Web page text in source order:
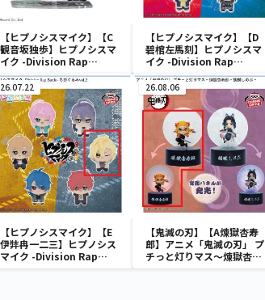
【ヒプノシスマイク】【C
観音坂独歩】ヒプノシスマ
イク -Division Rap
Battle- アクぬい For
Amusement“麻天
狼”（EX）
【ヒプノシスマイク】【D
碧棺左馬刻】ヒプノシスマ
イク -Division Rap
Battle- ちびぐるみvol.1
26.07.22
【ヒプノシスマイク】【E
伊弉冉一二三】ヒプノシス
マイク -Division Rap
Battle- ちびぐるみvol.2
26.08.06
【鬼滅の刃】【A煉獄杏寿
郎】アニメ「鬼滅の刃」 プ
チっと灯りマス～煉獄杏寿
郎・胡蝶しのぶ～